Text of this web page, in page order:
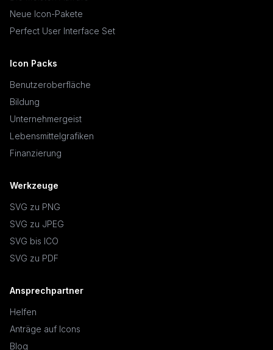
Neue Icon-Pakete
Perfect User Interface Set
Icon Packs
Benutzeroberfläche
Bildung
Unternehmergeist
Lebensmittelgrafiken
Finanzierung
Werkzeuge
SVG zu PNG
SVG zu JPEG
SVG bis ICO
SVG zu PDF
Ansprechpartner
Helfen
Anträge auf Icons
Blog